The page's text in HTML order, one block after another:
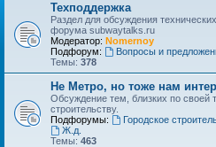
Техподдержка
Раздел для обсуждения
форума subwaytalks.ru
Модератор: Nomernoy
Подфорум:
Вопросы и
Темы: 378
Не Метро, но тоже нам
Обсуждение тем, близких по своей
строительству.
Подфорумы:
Городское
Ж.д.
Темы: 463